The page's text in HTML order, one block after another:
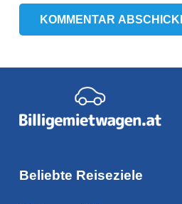
KOMMENTAR
Beliebte Reiseziele